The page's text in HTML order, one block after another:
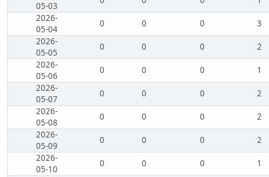
05-03
2026-
05-04
0 0 0
3
2026-
05-05
0 0 0
2
2026-
05-06
0 0 0
1
2026-
05-07
0 0 0
2
2026-
05-08
0 0 0
2
2026-
05-09
0 0 0
2
2026-
05-10
0 0 0
1